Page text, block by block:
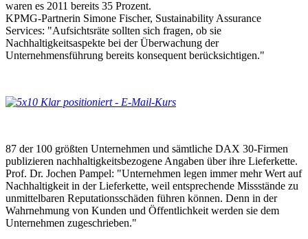
waren es 2011 bereits 35 Prozent.
KPMG-Partnerin Simone Fischer, Sustainability Assurance
Services: "Aufsichtsräte sollten sich fragen, ob sie
Nachhaltigkeitsaspekte bei der Überwachung der
Unternehmensführung bereits konsequent berücksichtigen."
87 der 100 größten Unternehmen und sämtliche DAX 30-Firmen
publizieren nachhaltigkeitsbezogene Angaben über ihre Lieferkette.
Prof. Dr. Jochen Pampel: "Unternehmen legen immer mehr Wert auf
Nachhaltigkeit in der Lieferkette, weil entsprechende Missstände zu
unmittelbaren Reputationsschäden führen können. Denn in der
Wahrnehmung von Kunden und Öffentlichkeit werden sie dem
Unternehmen zugeschrieben."